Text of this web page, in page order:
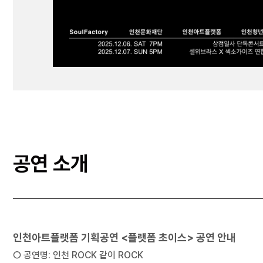
공연 소개
인천아트플랫폼 기획공연 <플랫폼 초이스> 공연 안내
○ 공연명: 인천 ROCK 같이 ROCK